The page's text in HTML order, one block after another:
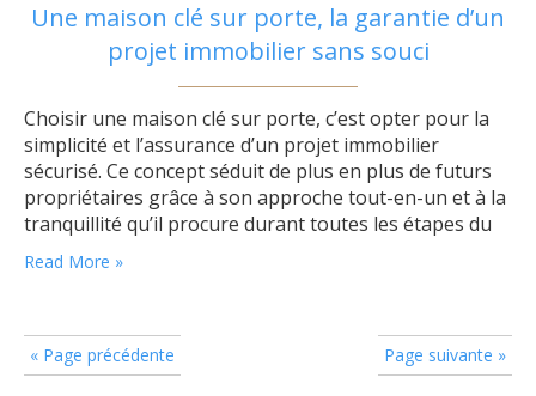
Une maison clé sur porte, la garantie d’un
projet immobilier sans souci
Choisir une maison clé sur porte, c’est opter pour la
simplicité et l’assurance d’un projet immobilier
sécurisé. Ce concept séduit de plus en plus de futurs
propriétaires grâce à son approche tout-en-un et à la
tranquillité qu’il procure durant toutes les étapes du
chantier. Avec une solution clé en main, il devient plus
facile de garder le contrôle sur le…
Read More »
Page suivante »
« Page précédente